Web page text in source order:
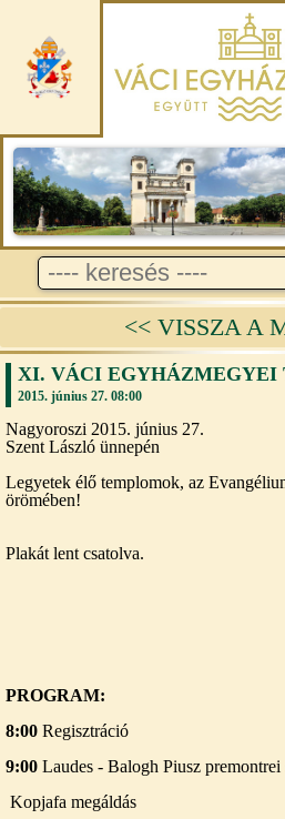
<< VISSZA A
XI. VÁCI EGYHÁZMEGYEI
2015. június 27. 08:00
Nagyoroszi 2015. június 27.
Szent László ünnepén
Legyetek élő templomok, az
örömében!
Plakát lent csatolva.
PROGRAM:
8:00 Regisztráció
9:00 Laudes - Balogh Piusz premontrei
Kopjafa megáldás